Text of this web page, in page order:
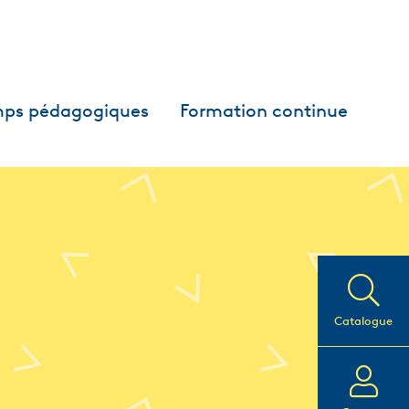
Catalogue
pédagogiques Formation continue